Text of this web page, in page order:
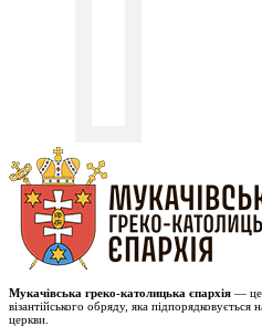
Мукачівська греко-католицька єпархія —
візантійського обряду, яка
церкви.